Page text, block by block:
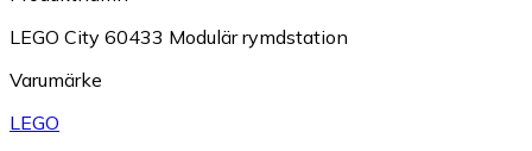
LEGO City 60433 Modulär rymdstation
Varumärke
LEGO